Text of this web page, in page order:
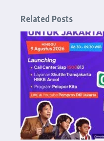
Related Posts